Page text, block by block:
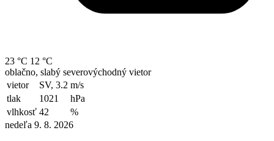
23 °C 12 °C
oblačno, slabý severovýchodný vietor
vietor
SV, 3.2 m/s
tlak
1021
hPa
vlhkosť 42
%
nedeľa 9. 8. 2026